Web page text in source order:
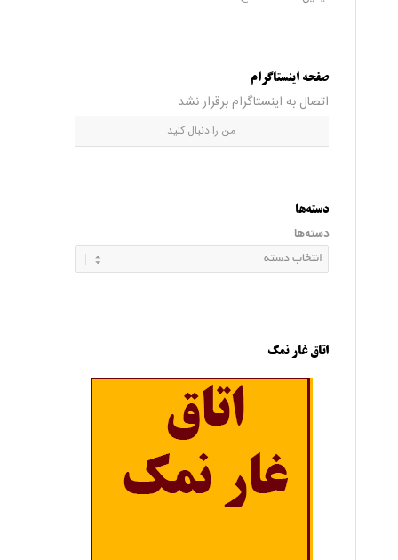
صفحه اینستاگرام
اتصال به اینستاگرام برقرار نشد
من را دنبال کنید
دسته‌ها
دسته‌ها
اتاق غار نمک